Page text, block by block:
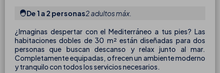
De 1 a 2 personas2 adultos máx.
¿Imaginas despertar con el Mediterráneo a tus pies? Las
habitaciones dobles de 30 m² están diseñadas para dos
personas que buscan descanso y relax junto al mar.
Completamente equipadas, ofrecen un ambiente moderno
y tranquilo con todos los servicios necesarios.